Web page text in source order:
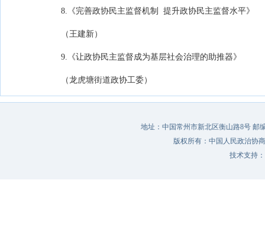
8.《完善政协民主监督机制 提升政协民主监督水平》
（王建新）
9.《让政协民主监督成为基层社会治理的助推器》
（龙虎塘街道政协工委）
地址：中国常州市新北区衡山路8号 邮
版权所有：中国人民政治协
技术支持：